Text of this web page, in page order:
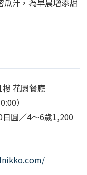
瓜汁，為早晨增添甜
花園餐廳
）
圓／4～6歲1,200